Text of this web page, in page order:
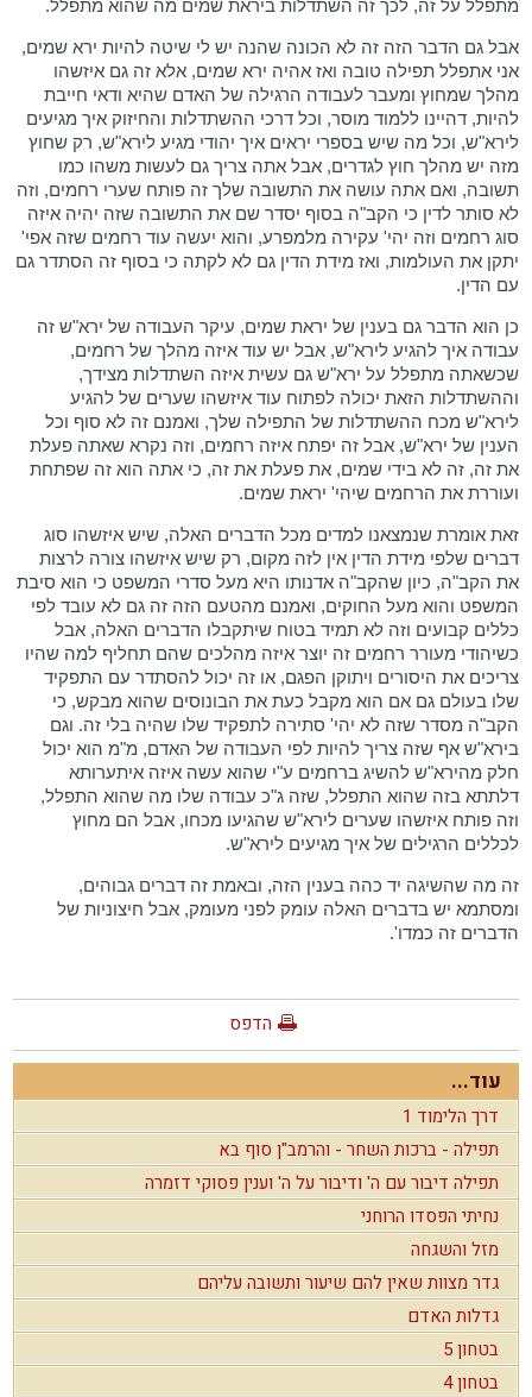
מתפלל על זה, לכך זה השתדלות ביראת שמים מה שהוא מתפלל.
אבל גם הדבר הזה זה לא הכונה שהנה יש לי שיטה להיות ירא שמים,
אני אתפלל תפילה טובה ואז אהיה ירא שמים, אלא זה גם איזשהו
מהלך שמחוץ ומעבר לעבודה הרגילה של האדם שהיא ודאי חייבת
להיות, דהיינו ללמוד מוסר, וכל דרכי ההשתדלות והחיזוק איך מגיעים
לירא"ש, וכל מה שיש בספרי יראים איך יהודי מגיע לירא"ש, רק שחוץ
מזה יש מהלך חוץ לגדרים, אבל אתה צריך גם לעשות משהו כמו
תשובה, ואם אתה עושה את התשובה שלך זה פותח שערי רחמים, וזה
לא סותר לדין כי הקב"ה בסוף יסדר שם את התשובה שזה יהיה איזה
סוג רחמים וזה יהי' עקירה מלמפרע, והוא יעשה עוד רחמים שזה אפי'
יתקן את העולמות, ואז מידת הדין גם לא לקתה כי בסוף זה הסתדר גם
עם הדין.
כן הוא הדבר גם בענין של יראת שמים, עיקר העבודה של ירא"ש זה
עבודה איך להגיע לירא"ש, אבל יש עוד איזה מהלך של רחמים,
שכשאתה מתפלל על ירא"ש גם עשית איזה השתדלות מצידך,
וההשתדלות הזאת יכולה לפתוח עוד איזשהו שערים של להגיע
לירא"ש מכח ההשתדלות של התפילה שלך, ואמנם זה לא סוף וכל
הענין של ירא"ש, אבל זה יפתח איזה רחמים, וזה נקרא שאתה פעלת
את זה, זה לא בידי שמים, את פעלת את זה, כי אתה הוא זה שפתחת
ועוררת את הרחמים שיהי' יראת שמים.
זאת אומרת שנמצאנו למדים מכל הדברים האלה, שיש איזשהו סוג
דברים שלפי מידת הדין אין לזה מקום, רק שיש איזשהו צורה לרצות
את הקב"ה, כיון שהקב"ה אדנותו היא מעל סדרי המשפט כי הוא סיבת
המשפט והוא מעל החוקים, ואמנם מהטעם הזה זה גם לא עובד לפי
כללים קבועים וזה לא תמיד בטוח שיתקבלו הדברים האלה, אבל
כשיהודי מעורר רחמים זה יוצר איזה מהלכים שהם תחליף למה שהיו
צריכים את היסורים ויתוקן הפגם, או זה יכול להסתדר עם התפקיד
שלו בעולם גם אם הוא מקבל כעת את הבונוסים שהוא מבקש, כי
הקב"ה מסדר שזה לא יהי' סתירה לתפקיד שלו שהיה בלי זה. וגם
בירא"ש אף שזה צריך להיות לפי העבודה של האדם, מ"מ הוא יכול
חלק מהירא"ש להשיג ברחמים ע"י שהוא עשה איזה איתערותא
דלתתא בזה שהוא התפלל, שזה ג"כ עבודה שלו מה שהוא התפלל,
וזה פותח איזשהו שערים לירא"ש שהגיעו מכחו, אבל הם מחוץ
לכללים הרגילים של איך מגיעים לירא"ש.
זה מה שהשיגה יד כהה בענין הזה, ובאמת זה דברים גבוהים,
ומסתמא יש בדברים האלה עומק לפני מעומק, אבל חיצוניות של
הדברים זה כמדו'.
הדפס
עוד...
דרך הלימוד 1
תפילה - ברכות השחר - והרמב"ן סוף בא
תפילה דיבור עם ה' ודיבור על ה' וענין פסוקי דזמרה
נחיתי הפסדו הרוחני
מזל והשגחה
גדר מצוות שאין להם שיעור ותשובה עליהם
גדלות האדם
בטחון 5
בטחון 4